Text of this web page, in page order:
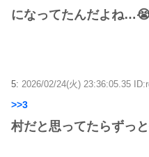
になってたんだよね
5: 2026/02/24(火) 23:36:05.35
>>3
村だと思ってたらずっ